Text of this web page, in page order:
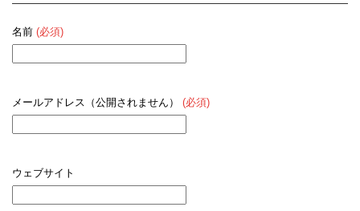
名前 (必須)
メールアドレス（公開されません） (必須)
ウェブサイト